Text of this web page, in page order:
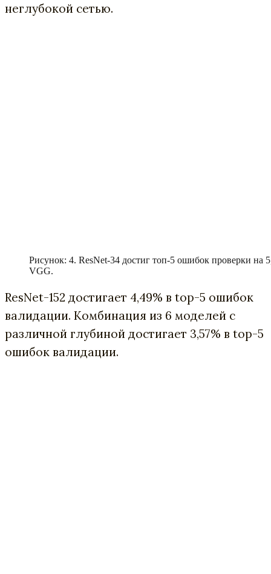
неглубокой сетью.
Рисунок: 4. ResNet-34 достиг топ-5 ошибок проверки на
VGG.
ResNet-152 достигает 4,49% в top-5 ошибок
валидации. Комбинация из 6 моделей с
различной глубиной достигает 3,57% в top-5
ошибок валидации.